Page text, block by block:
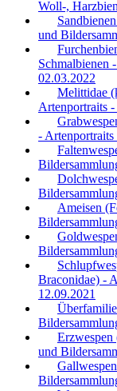
Woll-,
und
Schmalbienen
02.03.2022
Melittidae
Artenportraits -
-
Ameisen
Braconidae) -
12.09.2021
und